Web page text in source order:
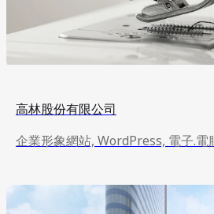
高林股份有限公司
企業形象網站, WordPress, 電子.電